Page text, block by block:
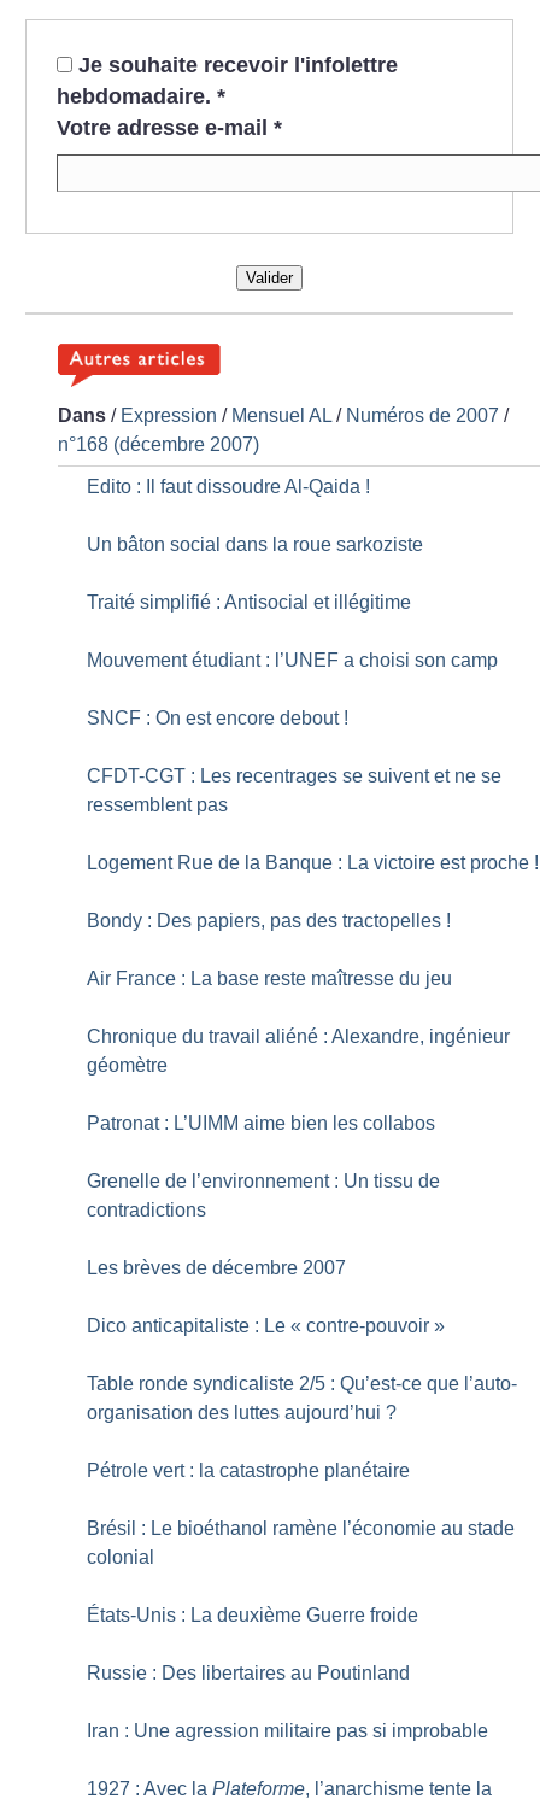
Je souhaite recevoir l'infolettre
hebdomadaire. *
Votre adresse e-mail *
Valider
Dans / Expression / Mensuel AL / Numéros de 2007 /
n°168 (décembre 2007)
Edito : Il faut dissoudre Al-Qaida !
Un bâton social dans la roue sarkoziste
Traité simplifié : Antisocial et illégitime
Mouvement étudiant : l’UNEF a choisi son camp
SNCF : On est encore debout !
CFDT-CGT : Les recentrages se suivent et ne se
ressemblent pas
Logement Rue de la Banque : La victoire est proche !
Bondy : Des papiers, pas des tractopelles !
Air France : La base reste maîtresse du jeu
Chronique du travail aliéné : Alexandre, ingénieur
géomètre
Patronat : L’UIMM aime bien les collabos
Grenelle de l’environnement : Un tissu de
contradictions
Les brèves de décembre 2007
Dico anticapitaliste : Le « contre-pouvoir »
Table ronde syndicaliste 2/5 : Qu’est-ce que l’auto-
organisation des luttes aujourd’hui ?
Pétrole vert : la catastrophe planétaire
Brésil : Le bioéthanol ramène l’économie au stade
colonial
États-Unis : La deuxième Guerre froide
Russie : Des libertaires au Poutinland
Iran : Une agression militaire pas si improbable
1927 : Avec laPlateforme, l’anarchisme tente la